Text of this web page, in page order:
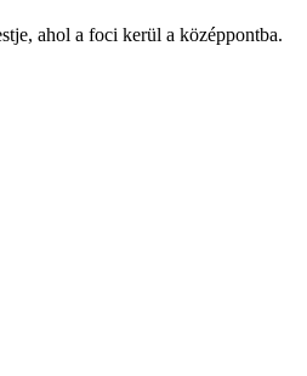
ahol a foci kerül a középpontba.